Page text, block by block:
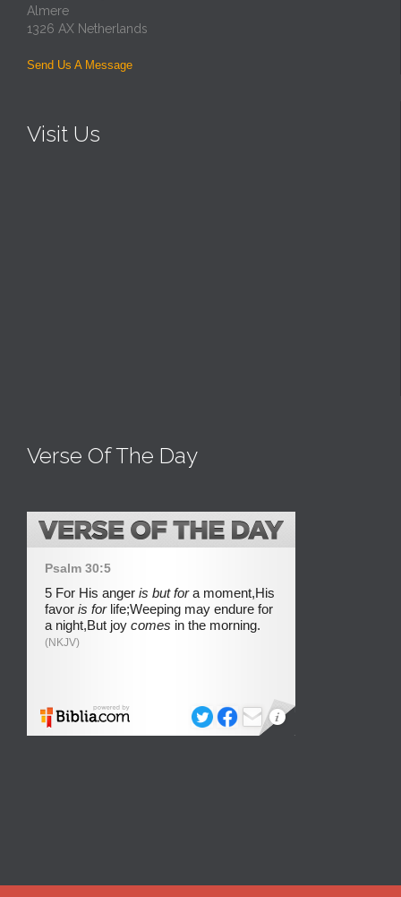
Almere
1326 AX Netherlands
Send Us A Message
Visit Us
Verse Of The Day